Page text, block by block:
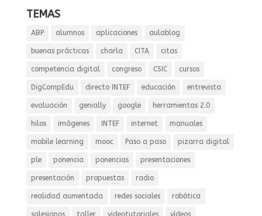
TEMAS
ABP alumnos aplicaciones aulablog
buenas prácticas charla CITA citas
competencia digital congreso CSIC cursos
DigCompEdu directo INTEF educación entrevista
evaluación genially google herramientas 2.0
hilos imágenes INTEF internet manuales
mobile learning mooc Paso a paso pizarra digital
ple ponencia ponencias presentaciones
presentación propuestas radio
realidad aumentada redes sociales robótica
salesianos taller videotutoriales vídeos